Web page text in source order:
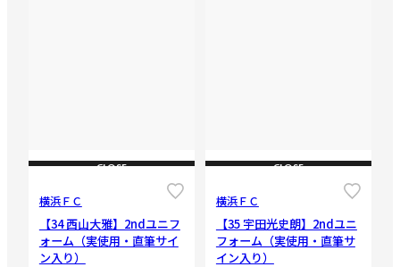
CLOSE
横浜ＦＣ
【34 西山大雅】2ndユニフ
ォーム（実使用・直筆サイ
ン入り）
CLOSE
横浜ＦＣ
【35 宇田光史朗】2ndユニ
フォーム（実使用・直筆サ
イン入り）